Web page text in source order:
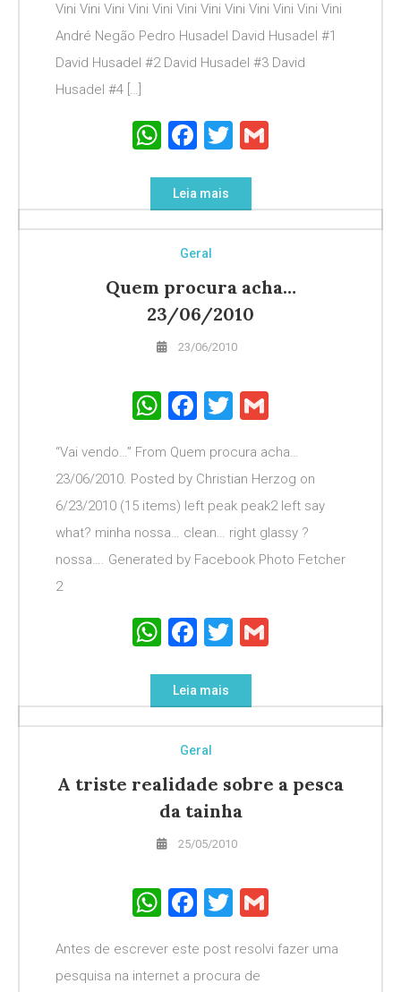
Vini Vini Vini Vini Vini Vini Vini Vini Vini Vini Vini Vini
André Negão Pedro Husadel David Husadel #1
David Husadel #2 David Husadel #3 David
Husadel #4 […]
WhatsApp
Facebook
Twitter
Leia mais
Geral
Quem procura acha…
23/06/2010
23/06/2010
WhatsApp
Facebook
Twitter
“Vai vendo…” From Quem procura acha…
23/06/2010. Posted by Christian Herzog on
6/23/2010 (15 items) left peak peak2 left say
what? minha nossa… clean… right glassy ?
nossa…. Generated by Facebook Photo Fetcher
2
WhatsApp
Facebook
Twitter
Leia mais
Geral
A triste realidade sobre a pesca
da tainha
25/05/2010
WhatsApp
Facebook
Twitter
Antes de escrever este post resolvi fazer uma
pesquisa na internet a procura de